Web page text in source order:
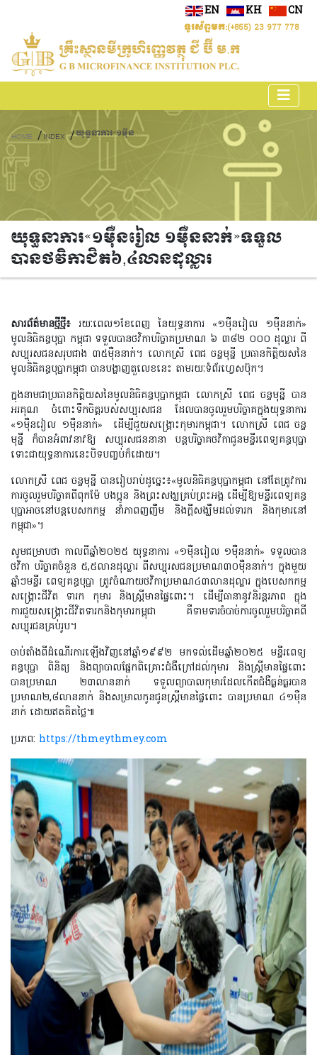
EN KH CN
ទូរស័ព្ទមក:(+855) 23 977 778
HOME /INDEX / យុទ្ធនាការ«១ម៉ឺនរៀល ១ម៉ឺននាក់»ទទួលបានថវិកាជិត៦,៤លានដុល្លារ
យុទ្ធនាការ«១ម៉ឺនរៀល ១ម៉ឺននាក់»ទទួល
បានថវិកាជិត៦,៤លានដុល្លារ
សារព័ត៌មានថ្មីថ្មី៖ រយៈពេល១ខែពេញ នៃយុទ្ធនាការ «១ម៉ឺនរៀល ១ម៉ឺននាក់»
មូលនិធិគន្ធបុប្ផា កម្ពុជា ទទួលបានថវិកាបរិច្ចាគប្រមាណ ៦ ៣៨២ ០០០ ដុល្លារ ពី
សប្បុរសជនសរុបជាង ៣៥ម៉ឺននាក់។ លោកស្រី ពេជ ចន្ទមុន្នី ប្រធានកិត្តិយសនៃ
មូលនិធិគន្ធបុប្ផាកម្ពុជា បានបង្ហាញតួលេខនេះ តាមរយៈទំព័រហ្វេសប៊ុក។
ក្នុងនាមជាប្រធានកិត្តិយសនៃមូលនិធិគន្ធបុប្ផាកម្ពុជា លោកស្រី ពេជ ចន្ទមុន្នី បាន
អរគុណ ចំពោះទឹកចិត្តរបស់​​​​​​​​​​​​​​សប្បុរសជន
ដែលបានចូលរួមបរិច្ចាគក្នុងយុទ្ធនាការ​​​​​​​​​​​​​​​​​​​​​​​​​​​​​​​​
«១ម៉ឺនរៀល ១ម៉ឺននាក់»
ដើម្បីជួយសង្រ្គោះកុមារកម្ពុជា។ លោកស្រី ពេជ ចន្ទ
មុន្នី ក៏បានអំពាវនាវឱ្យ
សប្បុរសជននានា បន្តបរិច្ចាគថវិកាជូនមន្ទីរពេទ្យគន្ធបុប្ផា
ទោះជាយុទ្ធនាការនេះបិទបញ្ចប់ក៏ដោយ។
លោកស្រី ពេជ ចន្ទមុន្នី បានរៀបរាប់ដូច្នេះ៖«មូលនិធិគន្ធបុប្ផាកម្ពុជា នៅតែត្រូវការ
ការចូលរួមបរិច្ចាគពីពុកម៉ែ បងប្អូន និងព្រះសង្ឃគ្រប់ព្រះអង្គ ដើម្បីឱ្យមន្ទីរពេទ្យគន្ធ
បុប្ផាអាចនៅបន្តបេសកកម្ម នាំភាពញញឹម
និងក្ដីសង្ឃឹមដល់ទារក និងកុមារនៅ
កម្ពុជា»។
សូមជម្រាបថា កាលពីឆ្នាំ២០២៥ យុទ្ធនាការ «១ម៉ឺនរៀល ១ម៉ឺននាក់» ទទួលបាន
ថវិកា បរិច្ចាគចំនួន ៥,៥លានដុល្លារ ពីសប្បុរសជនប្រមាណ៣០ម៉ឺននាក់។ ក្នុងមួយ
ឆ្នាំៗមន្ទីរ ពេទ្យគន្ធបុប្ផា ត្រូវចំណាយថវិកាប្រមាណ៤៣លានដុល្លារ ក្នុងបេសកកម្ម
សង្គ្រោះជីវិត ទារក កុមារ និងស្រ្តីមានផ្ទៃពោះ។ ដើម្បីធានានូវនិរន្តរភាព
ក្នុង
ការជួយសង្គ្រោះជីវិតទារកនិងកុមារកម្ពុជា
គឺទាមទារចំបាច់ការចូលរួមបរិច្ចាគពី
សប្បុរជនគ្រប់រូប។
ចាប់តាំងពីដំណើរការឡើងវិញនៅឆ្នាំ១៩៩២ មកទល់ដើមឆ្នាំ២០២៥ មន្ទីរពេទ្យ
គន្ធបុប្ផា ពិនិត្យ និងព្យាបាលផ្នែកពិគ្រោះជំងឺក្រៅដល់កុមារ
និងស្រ្តីមានផ្ទៃពោះ
បានប្រមាណ ២៣លាននាក់
ទទួលព្យាបាលកុមារដែលកើតជំងឺធ្ងន់ធ្ងរបាន
ប្រមាណ២,៨លាននាក់ និងសម្រាលកូនជូនស្រ្តីមានផ្ទៃពោះ បានប្រមាណ ៤១ម៉ឺន
នាក់ ដោយឥតគិតថ្លៃ៕
ប្រភព: https://thmeythmey.com